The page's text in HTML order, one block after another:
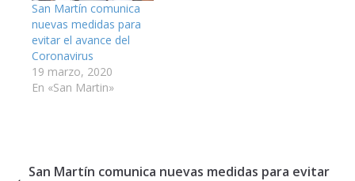
San Martín comunica
nuevas medidas para
evitar el avance del
Coronavirus
19 marzo, 2020
En «San Martin»
San Martín comunica nuevas medidas para evitar